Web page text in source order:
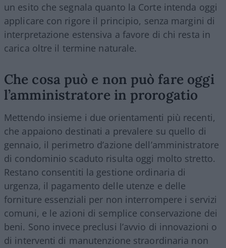
un esito che segnala quanto la Corte intenda oggi
applicare con rigore il principio, senza margini di
interpretazione estensiva a favore di chi resta in
carica oltre il termine naturale.
Che cosa può e non può fare oggi
l’amministratore in prorogatio
Mettendo insieme i due orientamenti più recenti,
che appaiono destinati a prevalere su quello di
gennaio, il perimetro d’azione dell’amministratore
di condominio scaduto risulta oggi molto stretto.
Restano consentiti la gestione ordinaria di
urgenza, il pagamento delle utenze e delle
forniture essenziali per non interrompere i servizi
comuni, e le azioni di semplice conservazione dei
beni. Sono invece preclusi l’avvio di innovazioni o
di interventi di manutenzione straordinaria non